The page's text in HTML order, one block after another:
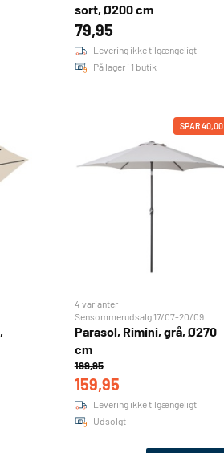
sort, Ø200 cm
79,95
Levering ikke tilgængeligt
På lager i 1 butik
SPAR 40,00
Parasol, Rimini, grå, Ø270
cm
4 varianter
Sensommerudsalg 17/07-20/09
199,95
159,95
Levering ikke tilgængeligt
Udsolgt